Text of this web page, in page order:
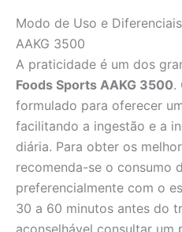
Modo de Uso e
AAKG 3500
A praticidade é um dos
Foods Sports AAKG 3500.
formulado para oferecer
facilitando a ingestão e a
diária. Para obter os
recomenda-se o consumo
preferencialmente com o
30 a 60 minutos antes do